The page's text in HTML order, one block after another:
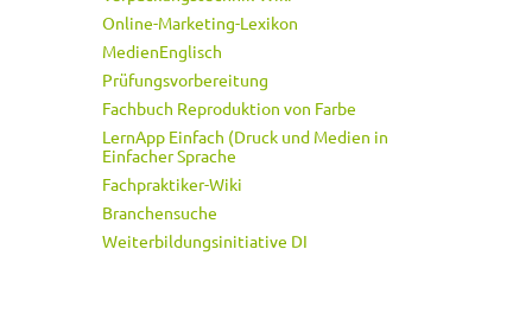
Online-Marketing-Lexikon
MedienEnglisch
Prüfungsvorbereitung
Fachbuch Reproduktion von Farbe
LernApp Einfach (Druck und Medien in
Einfacher Sprache
Fachpraktiker-Wiki
Branchensuche
Weiterbildungsinitiative DI